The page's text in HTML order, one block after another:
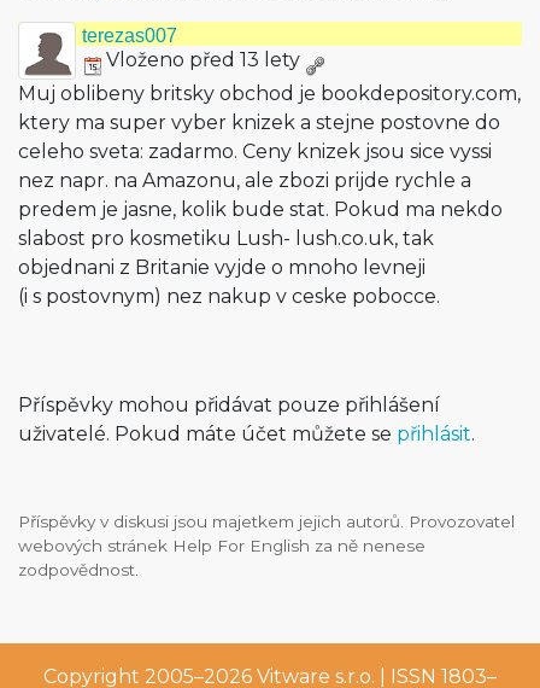
terezas007
Vloženo před 13 lety
Muj oblibeny britsky obchod je bookdepository.com,
ktery ma super vyber knizek a stejne postovne do
celeho sveta: zadarmo. Ceny knizek jsou sice vyssi
nez napr. na Amazonu, ale zbozi prijde rychle a
predem je jasne, kolik bude stat. Pokud ma nekdo
slabost pro kosmetiku Lush- lush.co.uk, tak
objednani z Britanie vyjde o mnoho levneji
(i s postovnym) nez nakup v ceske pobocce.
Příspěvky mohou přidávat pouze přihlášení
uživatelé. Pokud máte účet můžete se přihlásit.
Příspěvky v diskusi jsou majetkem jejich autorů. Provozovatel
webových stránek Help For English za ně nenese
zodpovědnost.
Copyright 2005–2026 Vitware s.r.o. | ISSN 1803–